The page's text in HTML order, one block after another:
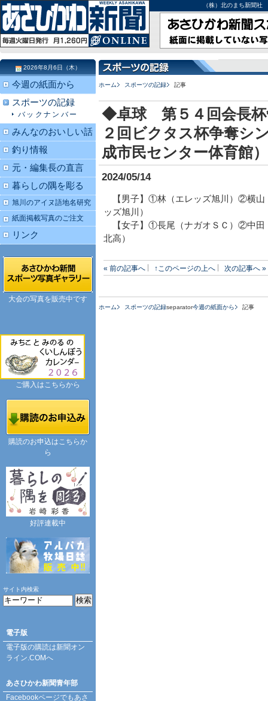
（株）北のまち新聞
ホーム スポーツの記録 記事
◆卓球 第５４回会長杯
２回ビクタス杯争奪シ
成市民センター体育館）
2024/05/14
【男子】①林（エレッズ旭川）②横山
ッズ旭川）
【女子】①長尾（ナガオＳＣ）②中田
北高）
« 前の記事へ ↑このページの上へ 次の記事へ »
ホーム スポーツの記録separator今週の紙面から 記事
2026年8月6日（木）
今週の紙面から
スポーツの記録
バックナンバー
みんなのおいしい話
釣り情報
元・編集長の直言
暮らしの隅を彫る
旭川のアイヌ語地名研究
紙面掲載写真のご注文
リンク
大会の写真を販売中です
ご購入はこちらから
購読のお申込はこちらか
ら
好評連載中
サイト内検索
電子版
電子版の購読は新聞オン
ライン.COMへ
あさひかわ新聞青年部
Facebookページでもあさ